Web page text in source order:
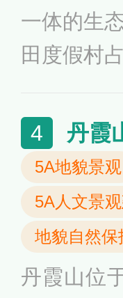
一体的生
田度假村
施六大部
和客家文
茶亭、美
4 丹霞
5A地貌景观
5A人文景
地貌自然保
丹霞山位